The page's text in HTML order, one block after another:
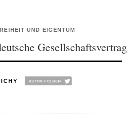
UND EIGENTUM
Gesellschaftsvertrag